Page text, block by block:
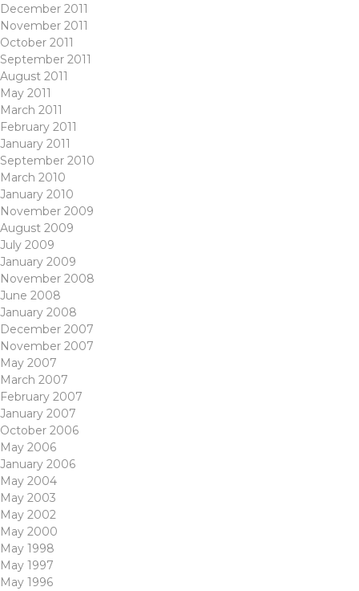
December 2011
November 2011
October 2011
September 2011
August 2011
May 2011
March 2011
February 2011
January 2011
September 2010
March 2010
January 2010
November 2009
August 2009
July 2009
January 2009
November 2008
June 2008
January 2008
December 2007
November 2007
May 2007
March 2007
February 2007
January 2007
October 2006
May 2006
January 2006
May 2004
May 2003
May 2002
May 2000
May 1998
May 1997
May 1996